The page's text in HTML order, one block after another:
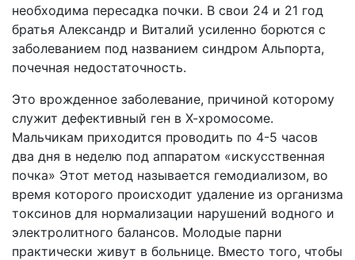
необходима пересадка почки. В свои 24 и 21 год
братья Александр и Виталий усиленно борются с
заболеванием под названием синдром Альпорта,
почечная недостаточность.
Это врожденное заболевание, причиной которому
служит дефективный ген в Х-хромосоме.
Мальчикам приходится проводить по 4-5 часов
два дня в неделю под аппаратом «искусственная
почка» Этот метод называется гемодиализом, во
время которого происходит удаление из организма
токсинов для нормализации нарушений водного и
электролитного балансов. Молодые парни
практически живут в больнице. Вместо того, чтобы